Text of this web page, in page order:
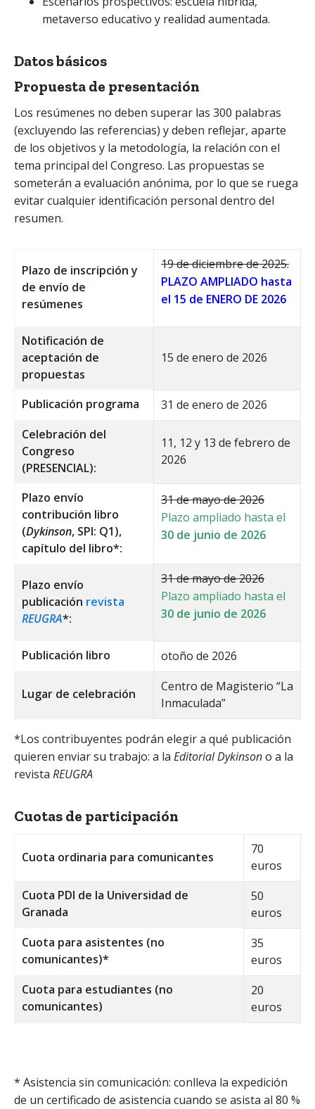
metaverso educativo y realidad aumentada.
Datos básicos
Propuesta de presentación
Los resúmenes no deben superar las 300 palabras
(excluyendo las referencias) y deben reflejar, aparte
de los objetivos y la metodología, la relación con el
tema principal del Congreso. Las propuestas se
someterán a evaluación anónima, por lo que se ruega
evitar cualquier identificación personal dentro del
resumen.
Plazo de inscripción y
de envío de
resúmenes
19 de diciembre de 2025.
PLAZO AMPLIADO hasta
el 15 de ENERO DE 2026
Notificación de
aceptación de
propuestas
15 de enero de 2026
Publicación programa
31 de enero de 2026
Celebración del
Congreso
(PRESENCIAL):
11, 12 y 13 de febrero de
2026
Plazo envío
contribución libro
(Dykinson, SPI: Q1),
capítulo del libro*:
31 de mayo de 2026
Plazo ampliado hasta el
30 de junio de 2026
Plazo envío
publicación revista
REUGRA*:
31 de mayo de 2026
Plazo ampliado hasta el
30 de junio de 2026
Publicación libro otoño de 2026
Lugar de celebración
Centro de Magisterio “La
Inmaculada”
*Los contribuyentes podrán elegir a qué publicación
quieren enviar su trabajo: a la Editorial Dykinsono a la
revista REUGRA
Cuotas de participación
Cuota ordinaria para comunicantes
70
euros
Cuota PDI de la Universidad de
Granada
50
euros
Cuota para asistentes (no
comunicantes)*
35
euros
Cuota para estudiantes (no
comunicantes)
20
euros
* Asistencia sin comunicación: conlleva la expedición
de un certificado de asistencia cuando se asista al 80 %